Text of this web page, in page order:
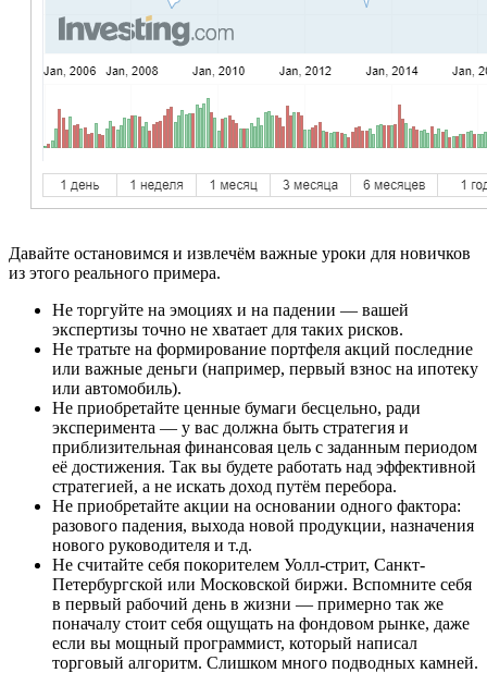
Давайте остановимся и извлечём важные уроки для новичков
из этого реального примера.
Не торгуйте на эмоциях и на падении — вашей
экспертизы точно не хватает для таких рисков.
Не тратьте на формирование портфеля акций последние
или важные деньги (например, первый взнос на ипотеку
или автомобиль).
Не приобретайте ценные бумаги бесцельно, ради
эксперимента — у вас должна быть стратегия и
приблизительная финансовая цель с заданным периодом
её достижения. Так вы будете работать над эффективной
стратегией, а не искать доход путём перебора.
Не приобретайте акции на основании одного фактора:
разового падения, выхода новой продукции, назначения
нового руководителя и т.д.
Не считайте себя покорителем Уолл-стрит, Санкт-
Петербургской или Московской биржи. Вспомните себя
в первый рабочий день в жизни — примерно так же
поначалу стоит себя ощущать на фондовом рынке, даже
если вы мощный программист, который написал
торговый алгоритм. Слишком много подводных камней.